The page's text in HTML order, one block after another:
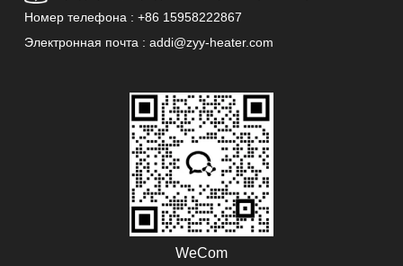
Номер телефона : +86 15958222867
Электронная почта : addi@zyy-heater.com
WeCom